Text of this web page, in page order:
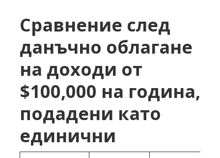
Сравнение след
данъчно облагане
на доходи от
$100,000 на година,
подадени като
единични